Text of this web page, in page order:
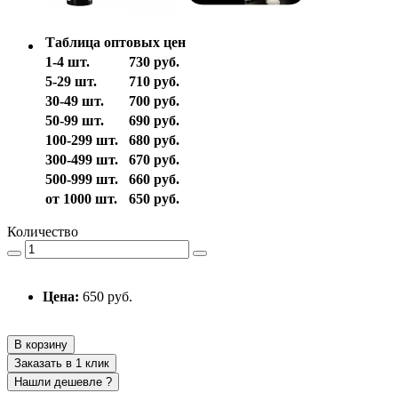
Таблица оптовых цен
1-4 шт.
730 руб.
5-29 шт.
710 руб.
30-49 шт.
700 руб.
50-99 шт.
690 руб.
100-299 шт.
680 руб.
300-499 шт.
670 руб.
500-999 шт.
660 руб.
от 1000 шт.
650 руб.
Количество
Цена: 650 руб.
В корзину
Заказать в 1 клик
Нашли дешевле ?